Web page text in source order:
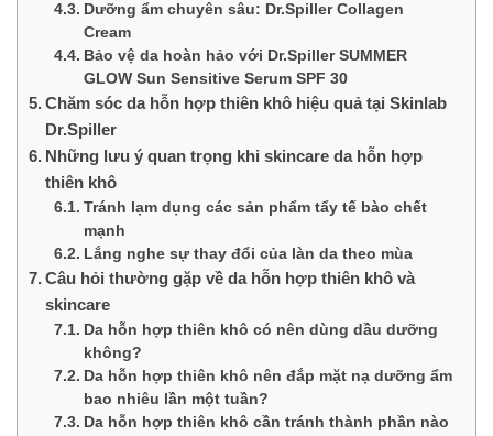
Dưỡng ẩm chuyên sâu: Dr.Spiller Collagen
Cream
Bảo vệ da hoàn hảo với Dr.Spiller SUMMER
GLOW Sun Sensitive Serum SPF 30
Chăm sóc da hỗn hợp thiên khô hiệu quả tại Skinlab
Dr.Spiller
Những lưu ý quan trọng khi skincare da hỗn hợp
thiên khô
Tránh lạm dụng các sản phẩm tẩy tế bào chết
mạnh
Lắng nghe sự thay đổi của làn da theo mùa
Câu hỏi thường gặp về da hỗn hợp thiên khô và
skincare
Da hỗn hợp thiên khô có nên dùng dầu dưỡng
không?
Da hỗn hợp thiên khô nên đắp mặt nạ dưỡng ẩm
bao nhiêu lần một tuần?
Da hỗn hợp thiên khô cần tránh thành phần nào